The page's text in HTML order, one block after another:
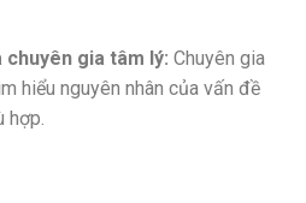
gia tâm lý: Chuyên gia
hiểu nguyên nhân của vấn đề
hợp.